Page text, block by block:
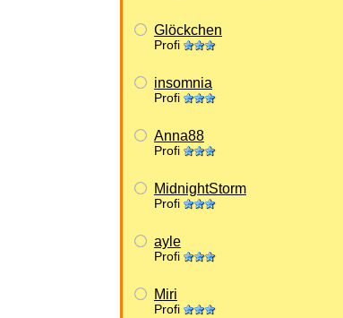
Glöckchen
Profi
insomnia
Profi
Anna88
Profi
MidnightStorm
Profi
ayle
Profi
Miri
Profi